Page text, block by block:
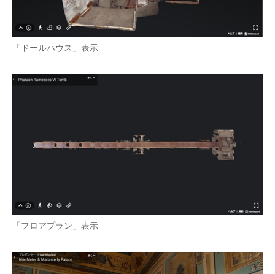
「ドールハウス」表示
「フロアプラン」表示